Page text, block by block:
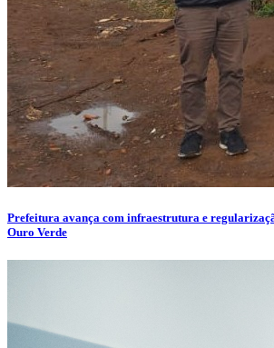
Prefeitura avança com infraestrutura e
Ouro Verde